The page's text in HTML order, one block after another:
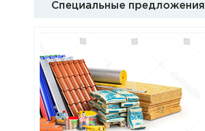
Специальные предложения